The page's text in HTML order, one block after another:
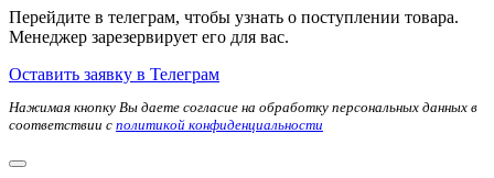
Перейдите в телеграм, чтобы узнать о поступлении товара.
Менеджер зарезервирует его для вас.
Оставить заявку в Телеграм
Нажимая кнопку Вы даете согласие на обработку персональных данных в
соответствии с политикой конфиденциальности